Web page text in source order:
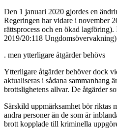
Den 1 januari 2020 gjordes en
Regeringen har vidare i november
rättsprocess och en ökad
2019/20:118
. men ytterligare åtgärder behövs
Ytterligare åtgärder behöver dock
aktualiseras i sådana sammanhang
brottslighetens allvar. De åtgärder
Särskild uppmärksamhet bör riktas
andra personer än de som är
brott kopplade till kriminella